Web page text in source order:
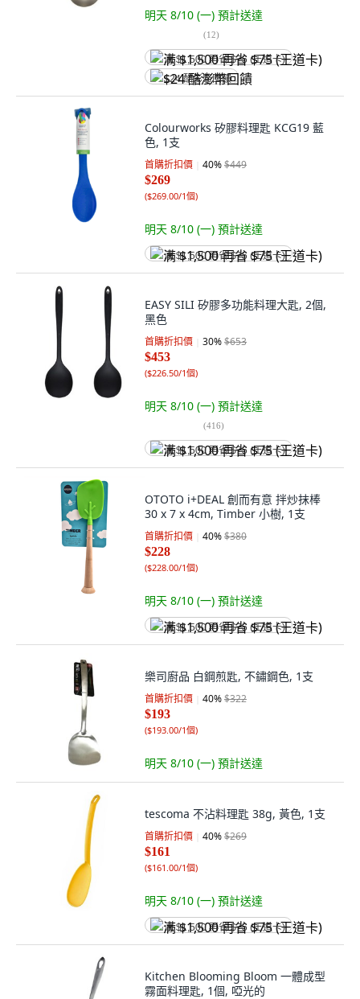
明天 8/10 (一) 預計送達
(12)
满 $1,500 再省 $75 (王道卡)
$24 酷澎幣回饋
Colourworks 矽膠料理匙 KCG19 藍
色, 1支
首購折扣價 40%$449
$269
($269.00/1個)
明天 8/10 (一) 預計送達
满 $1,500 再省 $75 (王道卡)
EASY SILI 矽膠多功能料理大匙, 2個,
黑色
首購折扣價 30%$653
$453
($226.50/1個)
明天 8/10 (一) 預計送達
(416)
满 $1,500 再省 $75 (王道卡)
OTOTO i+DEAL 創而有意 拌炒抹棒
30 x 7 x 4cm, Timber 小樹, 1支
首購折扣價 40%$380
$228
($228.00/1個)
明天 8/10 (一) 預計送達
满 $1,500 再省 $75 (王道卡)
樂司廚品 白鋼煎匙, 不鏽鋼色, 1支
首購折扣價 40%$322
$193
($193.00/1個)
明天 8/10 (一) 預計送達
tescoma 不沾料理匙 38g, 黃色, 1支
首購折扣價 40%$269
$161
($161.00/1個)
明天 8/10 (一) 預計送達
满 $1,500 再省 $75 (王道卡)
Kitchen Blooming Bloom 一體成型
霧面料理匙, 1個, 啞光的